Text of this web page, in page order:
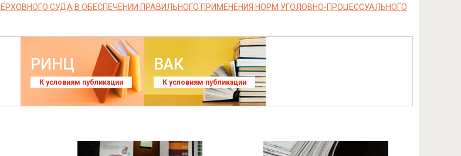
СУДА В ОБЕСПЕЧЕНИИ ПРАВИЛЬНОГО ПРИМЕНЕНИЯ НОРМ УГОЛОВНО-ПРОЦЕССУАЛЬНОГО
РИНЦ
К условиям публикации
ВАК
К условиям публикации